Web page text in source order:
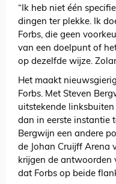
“Ik heb niet één
dingen ter plekke. Ik
Forbs, die geen
van een doelpunt of
op dezelfde wijze.
Het maakt
Forbs. Met Steven
uitstekende
dan in eerste instantie
Bergwijn een andere
de Johan Cruijff Arena
krijgen de antwoorden
dat Forbs op beide